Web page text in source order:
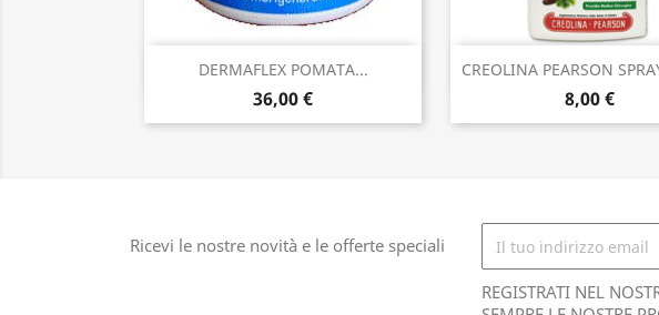
DERMAFLEX POMATA...
36,00 €
Anteprima CREOLINA PEARSON
8,00 €
Anteprima
Ricevi le nostre novità e le offerte speciali
REGISTRATI NEL